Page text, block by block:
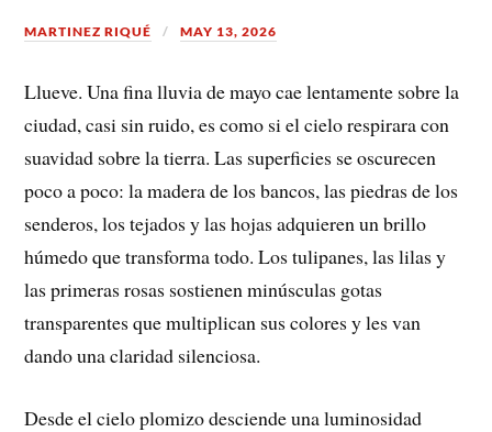
MARTINEZ RIQUÉ MAY 13, 2026
Llueve. Una fina lluvia de mayo cae lentamente sobre la
ciudad, casi sin ruido, es como si el cielo respirara con
suavidad sobre la tierra. Las superficies se oscurecen
poco a poco: la madera de los bancos, las piedras de los
senderos, los tejados y las hojas adquieren un brillo
húmedo que transforma todo. Los tulipanes, las lilas y
las primeras rosas sostienen minúsculas gotas
transparentes que multiplican sus colores y les van
dando una claridad silenciosa.
Desde el cielo plomizo desciende una luminosidad